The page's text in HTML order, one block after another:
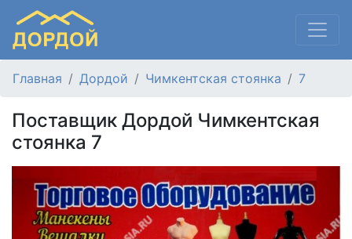
Главная Дордой Чимкентская стоянка 7
Поставщик Дордой Чимкентская
стоянка 7